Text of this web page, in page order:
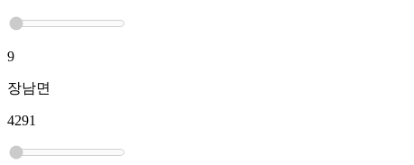
9
장남면
4291